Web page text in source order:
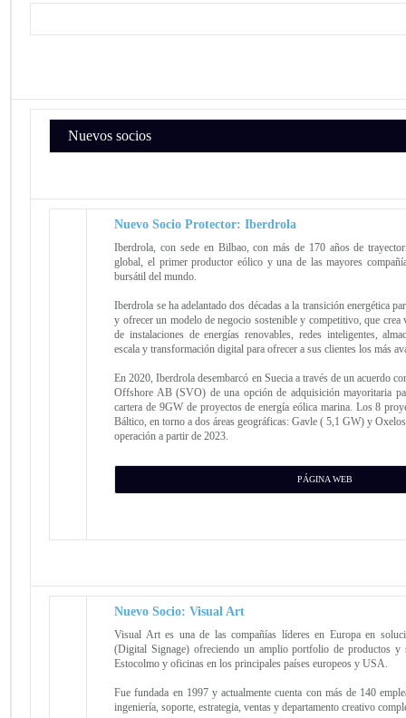
Nuevos socios
Nuevo Socio Protector: Iberdrola
Iberdrola, con sede en Bilbao, con más de 170 años de
global, el primer productor eólico y una de las mayores
bursátil del mundo.
Iberdrola se ha adelantado dos décadas a la transición energética
y ofrecer un modelo de negocio sostenible y competitivo, que crea
de instalaciones de energías renovables, redes inteligentes,
escala y transformación digital para ofrecer a sus clientes los más
En 2020, Iberdrola desembarcó en Suecia a través de un acuerdo
Offshore AB (SVO) de una opción de adquisición mayoritaria
cartera de 9GW de proyectos de energía eólica marina. Los 8
Báltico, en torno a dos áreas geográficas: Gavle ( 5,1 GW) y
operación a partir de 2023.
PÁGINA WEB
Nuevo Socio:Visual Art
Visual Art es una de las compañías líderes en Europa en
(Digital Signage) ofreciendo un amplio portfolio de productos y
Estocolmo y oficinas en los principales países europeos y USA.
Fue fundada en 1997 y actualmente cuenta con más de 140
ingeniería, soporte, estrategia, ventas y departamento creativo